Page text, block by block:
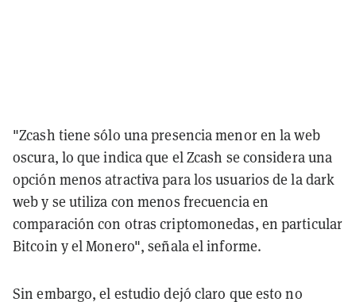
"Zcash tiene sólo una presencia menor en la web
oscura, lo que indica que el Zcash se considera una
opción menos atractiva para los usuarios de la dark
web y se utiliza con menos frecuencia en
comparación con otras criptomonedas, en particular
Bitcoin y el Monero", señala el informe.
Sin embargo, el estudio dejó claro que esto no